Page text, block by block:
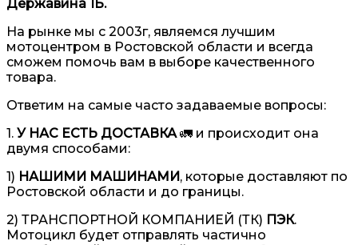
Державина 1Б.
На рынке мы с 2003г, являемся лучшим
мотоцентром в Ростовской области и всегда
сможем помочь вам в выборе качественного
товара.
Ответим на самые часто задаваемые вопросы:
1. У НАС ЕСТЬ ДОСТАВКА🚛 и происходит она
двумя способами:
1) НАШИМИ МАШИНАМИ, которые доставляют по
Ростовской области и до границы.
2) ТРАНСПОРТНОЙ КОМПАНИЕЙ (ТК) ПЭК.
Мотоцикл будет отправлять частично